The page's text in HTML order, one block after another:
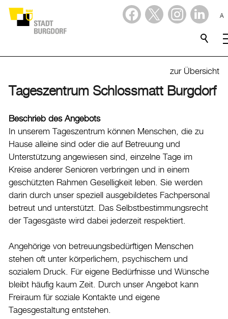
A
Verwaltung & Politik
Wirtschaft
Aktuelles
Burgdorf baut
Home
Stadtplan
Drucken
Login
zur Übersicht
Tageszentrum Schlossmatt Burgdorf
Beschrieb des Angebots
In unserem Tageszentrum können Menschen, die zu
Hause alleine sind oder die auf Betreuung und
Unterstützung angewiesen sind, einzelne Tage im
Kreise anderer Senioren verbringen und in einem
geschützten Rahmen Geselligkeit leben. Sie werden
darin durch unser speziell ausgebildetes Fachpersonal
betreut und unterstützt. Das Selbstbestimmungsrecht
der Tagesgäste wird dabei jederzeit respektiert.
Angehörige von betreuungsbedürftigen Menschen
stehen oft unter körperlichem, psychischem und
sozialem Druck. Für eigene Bedürfnisse und Wünsche
bleibt häufig kaum Zeit. Durch unser Angebot kann
Freiraum für soziale Kontakte und eigene
Tagesgestaltung entstehen.